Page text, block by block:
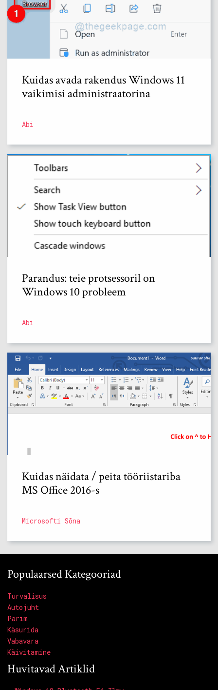
Kuidas avada rakendus Windows 11
vaikimisi administraatorina
Abi
Parandus: teie protsessoril on
Windows 10 probleem
Abi
Kuidas näidata / peita tööriistariba
MS Office 2016-s
Microsofti Sõna
Populaarsed Kategooriad
Turvalisus
Autojuht
Parim
Käsurida
Vabavara
Käivitamine
Huvitavad Artiklid